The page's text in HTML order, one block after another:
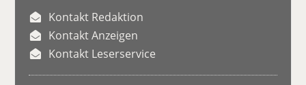
Kontakt Redaktion
Kontakt Anzeigen
Kontakt Leserservice